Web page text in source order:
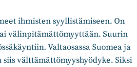
ihmisten syyllistämiseen. On
välinpitämättömyyttään. Suurin
Valtaosassa Suomea ja
välttämättömyyshyödyke. Siksi